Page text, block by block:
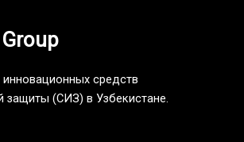
средств
защиты (СИЗ) в Узбекистане.